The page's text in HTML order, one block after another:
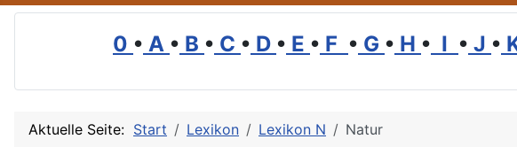
0 • A • B • C • D • E • F • G • H • I • J •
Aktuelle Seite: Start Lexikon Lexikon N Natur